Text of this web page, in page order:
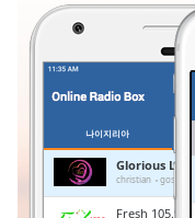
Loaded:
0.00%
Stream
LIVE
currently
behind
Remaining
나이지리아
Glorious Life
christian gospel
Fresh 105.9 FM